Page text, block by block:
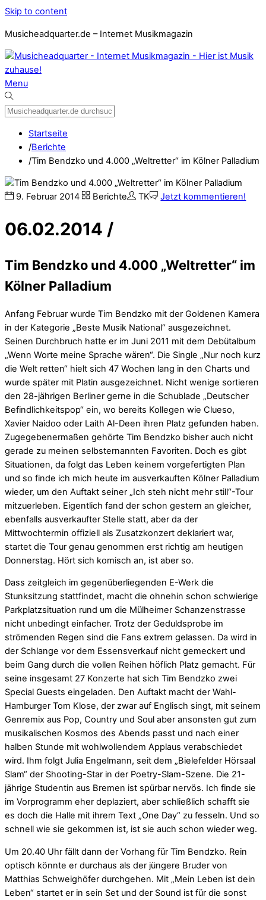
Skip to content
Musicheadquarter.de – Internet Musikmagazin
Menu
Startseite
/Berichte
/Tim Bendzko und 4.000 „Weltretter“ im Kölner Palladium
9. Februar 2014 Berichte TK Jetzt kommentieren!
06.02.2014 /
Tim Bendzko und 4.000 „Weltretter“ im
Kölner Palladium
Anfang Februar wurde Tim Bendzko mit der Goldenen Kamera
in der Kategorie „Beste Musik National“ ausgezeichnet.
Seinen Durchbruch hatte er im Juni 2011 mit dem Debütalbum
„Wenn Worte meine Sprache wären“. Die Single „Nur noch kurz
die Welt retten“ hielt sich 47 Wochen lang in den Charts und
wurde später mit Platin ausgezeichnet. Nicht wenige sortieren
den 28-jährigen Berliner gerne in die Schublade „Deutscher
Befindlichkeitspop“ ein, wo bereits Kollegen wie Clueso,
Xavier Naidoo oder Laith Al-Deen ihren Platz gefunden haben.
Zugegebenermaßen gehörte Tim Bendzko bisher auch nicht
gerade zu meinen selbsternannten Favoriten. Doch es gibt
Situationen, da folgt das Leben keinem vorgefertigten Plan
und so finde ich mich heute im ausverkauften Kölner Palladium
wieder, um den Auftakt seiner „Ich steh nicht mehr still“-Tour
mitzuerleben. Eigentlich fand der schon gestern an gleicher,
ebenfalls ausverkaufter Stelle statt, aber da der
Mittwochtermin offiziell als Zusatzkonzert deklariert war,
startet die Tour genau genommen erst richtig am heutigen
Donnerstag. Hört sich komisch an, ist aber so.
Dass zeitgleich im gegenüberliegenden E-Werk die
Stunksitzung stattfindet, macht die ohnehin schon schwierige
Parkplatzsituation rund um die Mülheimer Schanzenstrasse
nicht unbedingt einfacher. Trotz der Geduldsprobe im
strömenden Regen sind die Fans extrem gelassen. Da wird in
der Schlange vor dem Essensverkauf nicht gemeckert und
beim Gang durch die vollen Reihen höflich Platz gemacht. Für
seine insgesamt 27 Konzerte hat sich Tim Bendzko zwei
Special Guests eingeladen. Den Auftakt macht der Wahl-
Hamburger Tom Klose, der zwar auf Englisch singt, mit seinem
Genremix aus Pop, Country und Soul aber ansonsten gut zum
musikalischen Kosmos des Abends passt und nach einer
halben Stunde mit wohlwollendem Applaus verabschiedet
wird. Ihm folgt Julia Engelmann, seit dem „Bielefelder Hörsaal
Slam“ der Shooting-Star in der Poetry-Slam-Szene. Die 21-
jährige Studentin aus Bremen ist spürbar nervös. Ich finde sie
im Vorprogramm eher deplaziert, aber schließlich schafft sie
es doch die Halle mit ihrem Text „One Day“ zu fesseln. Und so
schnell wie sie gekommen ist, ist sie auch schon wieder weg.
Um 20.40 Uhr fällt dann der Vorhang für Tim Bendzko. Rein
optisch könnte er durchaus als der jüngere Bruder von
Matthias Schweighöfer durchgehen. Mit „Mein Leben ist dein
Leben“ startet er in sein Set und der Sound ist für die sonst